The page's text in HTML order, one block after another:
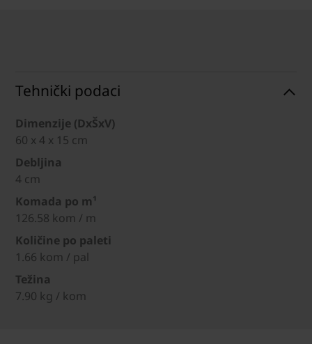
Tehnički podaci
Dimenzije (DxŠxV)
60 x 4 x 15 cm
Debljina
4 cm
Komada po m¹
126.58 kom / m
Količine po paleti
1.66 kom / pal
Težina
7.90 kg / kom